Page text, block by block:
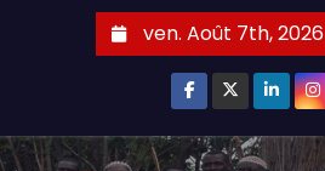
ven. Août 7th, 2026